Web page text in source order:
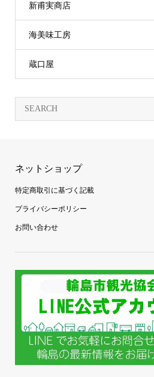
新甫実商店
海美味工房
蔵口屋
ネットショップ
特定商取引に基づく記載
プライバシーポリシー
お問い合わせ